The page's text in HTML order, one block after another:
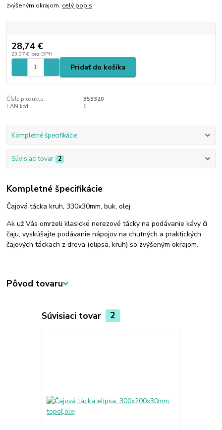
zvýšeným okrajom. celý popis
28,74 €
23,37 € bez DPH
Pridať do košíka
Číslo produktu:
353320
EAN kód:
1
Kompletné špecifikácie
Súvisiaci tovar 2
Kompletné špecifikácie
Čajová tácka kruh, 330x30mm, buk, olej
Ak už Vás omrzeli klasické nerezové tácky na podávanie kávy či
čaju, vyskúšajte podávanie nápojov na chutných a praktických
čajových táckach z dreva (elipsa, kruh) so zvýšeným okrajom.
Pôvod tovaru
Súvisiaci tovar 2